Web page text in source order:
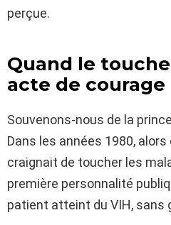
perçue.
Quand le
acte de courage
Souvenons-nous de la
Dans les années 1980,
craignait de toucher les
première personnalité
patient atteint du VIH, sans